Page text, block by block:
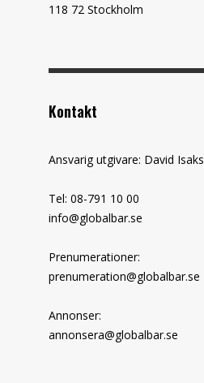
118 72 Stockholm
Kontakt
Ansvarig utgivare: David
Tel: 08-791 10 00
info@globalbar.se
Prenumerationer:
prenumeration@globalbar.se
Annonser:
annonsera@globalbar.se